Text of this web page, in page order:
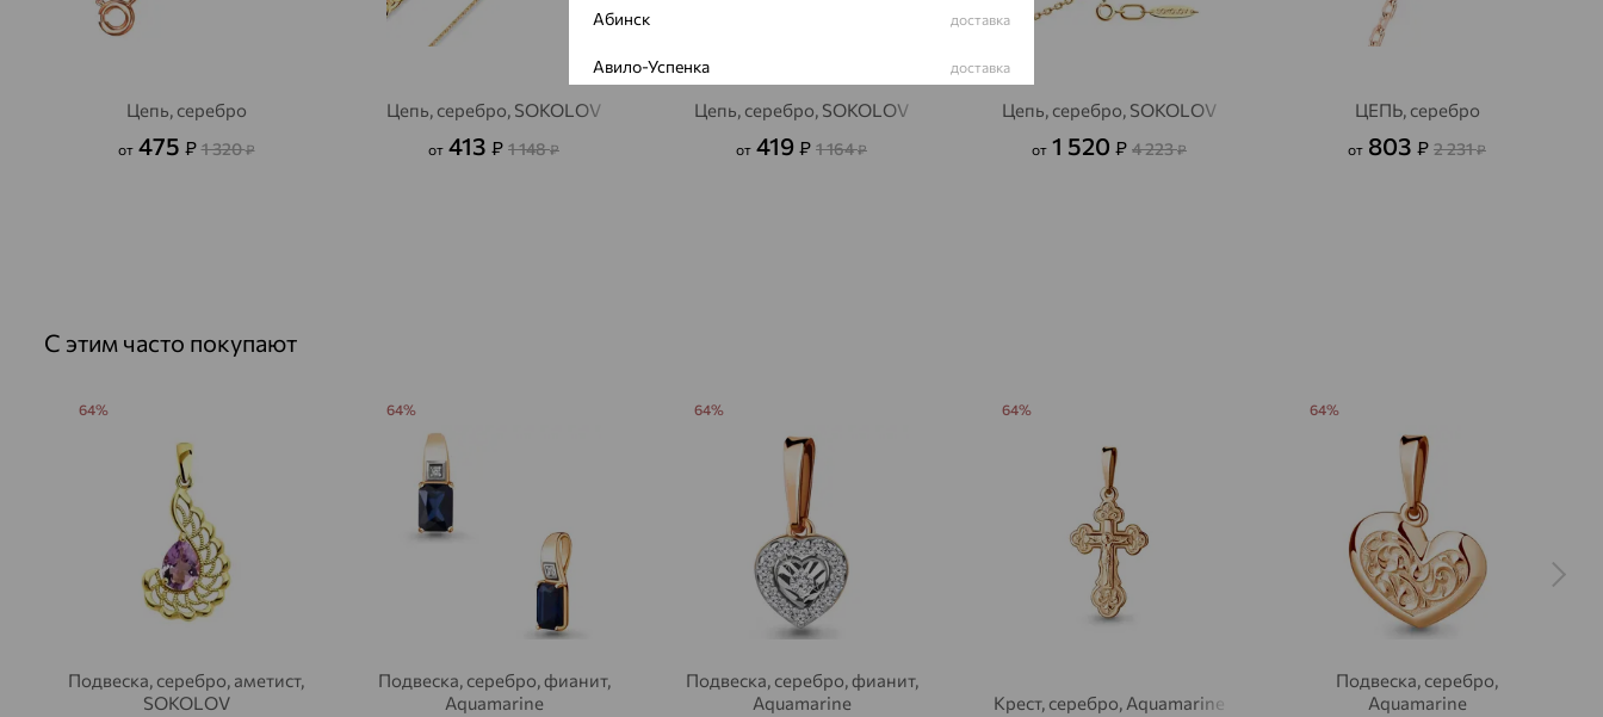
Цепь, серебро
от 475 ₽ 1 320₽
Цепь, серебро, SOKOLOV
от 413 ₽ 1 148₽
Цепь, серебро, SOKOLOV
от 419 ₽ 1 164₽
Цепь, серебро, SOKOLOV
от 1 520 ₽ 4 223₽
ЦЕПЬ, серебро
от 803 ₽ 2 231₽
С этим часто покупают
Подвеска, серебро, аметист,
SOKOLOV
64%
Подвеска, серебро, фианит,
Aquamarine
64%
Подвеска, серебро, фианит,
Aquamarine
64%
Крест, серебро, Aquamarine
64%
Подвеска, серебро,
Aquamarine
64%
Абинск доставка
Авило-Успенка доставка
Авсюнино доставка
Актюбинский, Азнакаевский район
Алапаевск